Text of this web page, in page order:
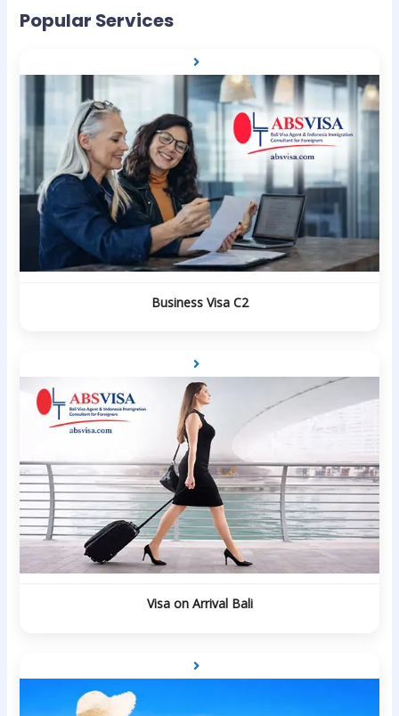
Popular Services
Business Visa C2
Visa on Arrival Bali